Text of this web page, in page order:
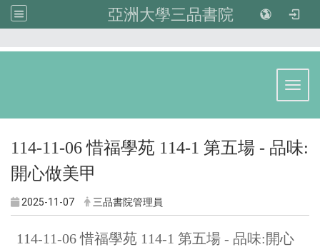
亞洲大學三品書院
114-11-06 惜福學苑 114-1 第五場 - 品味:
開心做美甲
2025-11-07 三品書院管理員
114-11-06 惜福學苑 114-1 第五場 - 品味:開心